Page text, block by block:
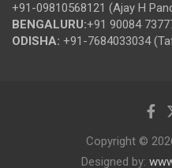
+91-09810568121 (Ajay H
BENGALURU:+91 90084
ODISHA: +91-7684033034
Copyright ©
Designed by: